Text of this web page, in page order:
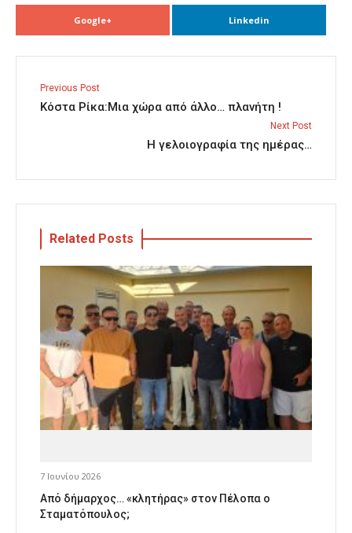
Google+ Linkedin
Previous Post
Κόστα Ρίκα:Μια χώρα από άλλο… πλανήτη !
Next Post
Η γελοιογραφία της ημέρας…
Related Posts
7 Ιουνίου 2026
Από δήμαρχος… «κλητήρας» στον Πέλοπα ο
Σταματόπουλος;